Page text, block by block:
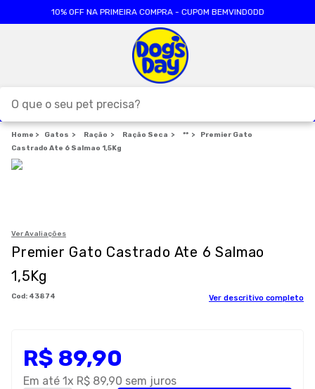
10% OFF NA PRIMEIRA COMPRA - CUPOM BEMVINDODD
Gatos Ração Ração Seca **
Premier Gato
Castrado Ate 6 Salmao 1,5Kg
Ver Avaliações
Premier Gato Castrado Ate 6 Salmao
1,5Kg
: 43874 Ver descritivo completo
R$ 89,90
Em até 1x R$ 89,90 sem juros
TERMOS MAIS BUSCADOS
5º
formula natural
9º
10º pro plan